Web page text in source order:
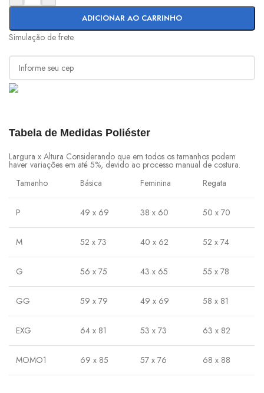
ADICIONAR AO CARRINHO
Simulação de frete
Tabela de Medidas Poliéster
Largura x Altura Considerando que em todos os tamanhos podem
haver variações em até 5%, devido ao processo manual de costura.
Tamanho
Básica Feminina Regata
P 49 x 69 38 x 60 50 x 70
M 52 x 73 40 x 62 52 x 74
G 56 x 75 43 x 65 55 x 78
GG 59 x 79 49 x 69 58 x 81
EXG 64 x 81 53 x 73 63 x 82
MOMO1 69 x 85 57 x 76 68 x 88